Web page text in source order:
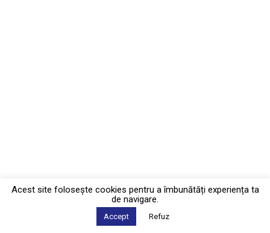
Acest site foloseşte cookies pentru a îmbunătăți experiența ta
de navigare.
Accept Refuz